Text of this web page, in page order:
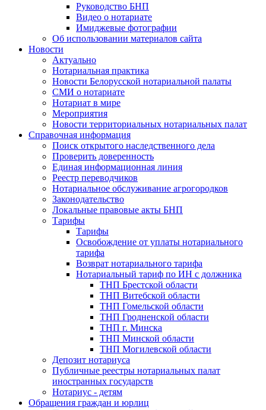
Руководство БНП
Видео о нотариате
Имиджевые фотографии
Об использовании материалов сайта
Новости
Актуально
Нотариальная практика
Новости Белорусской нотариальной палаты
СМИ о нотариате
Нотариат в мире
Мероприятия
Новости территориальных нотариальных палат
Справочная информация
Поиск открытого наследственного дела
Проверить доверенность
Единая информационная линия
Реестр переводчиков
Нотариальное обслуживание агрогородков
Законодательство
Локальные правовые акты БНП
Тарифы
Тарифы
Освобождение от уплаты нотариального
тарифа
Возврат нотариального тарифа
Нотариальный тариф по ИН с должника
ТНП Брестской области
ТНП Витебской области
ТНП Гомельской области
ТНП Гродненской области
ТНП г. Минска
ТНП Минской области
ТНП Могилевской области
Депозит нотариуса
Публичные реестры нотариальных палат
иностранных государств
Нотариус - детям
Обращения граждан и юрлиц